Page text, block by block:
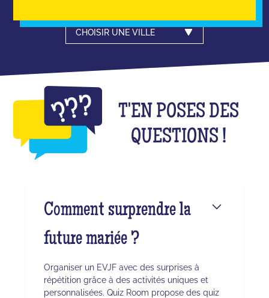
CHOISIR UNE VILLE
T'EN POSES DES
QUESTIONS !
Comment surprendre la
future mariée ?
Organiser un EVJF avec des surprises à
répétition grâce à des activités uniques et
personnalisées. Quiz Room propose des quiz